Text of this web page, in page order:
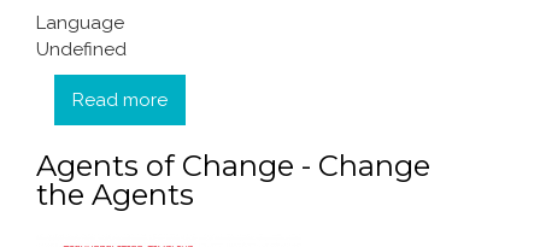
Language
Undefined
Read more
Agents of Change - Change
the Agents